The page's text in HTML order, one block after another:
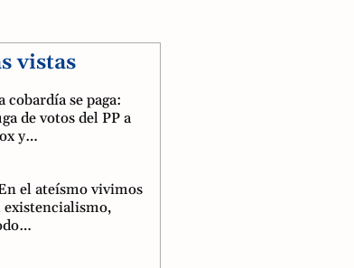
vistas
cobardía se paga:
de votos del PP a
y…
el ateísmo vivimos
existencialismo,